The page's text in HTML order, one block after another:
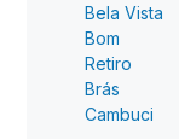
Bela Vista
Bom
Retiro
Brás
Cambuci